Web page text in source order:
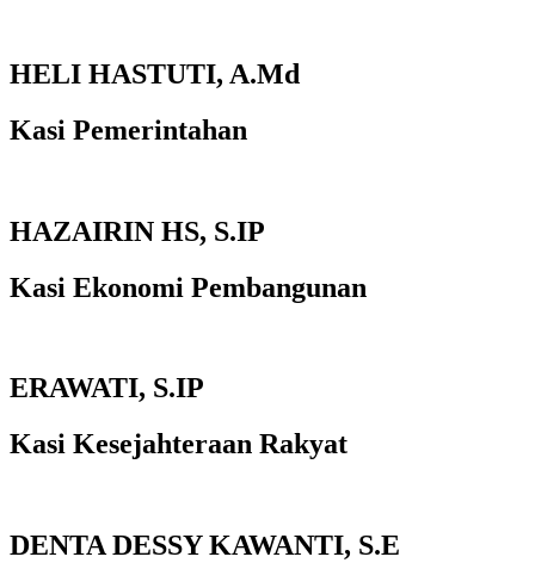
HELI HASTUTI, A.Md
Kasi Pemerintahan
HAZAIRIN HS, S.IP
Kasi Ekonomi Pembangunan
ERAWATI, S.IP
Kasi Kesejahteraan Rakyat
DENTA DESSY KAWANTI, S.E